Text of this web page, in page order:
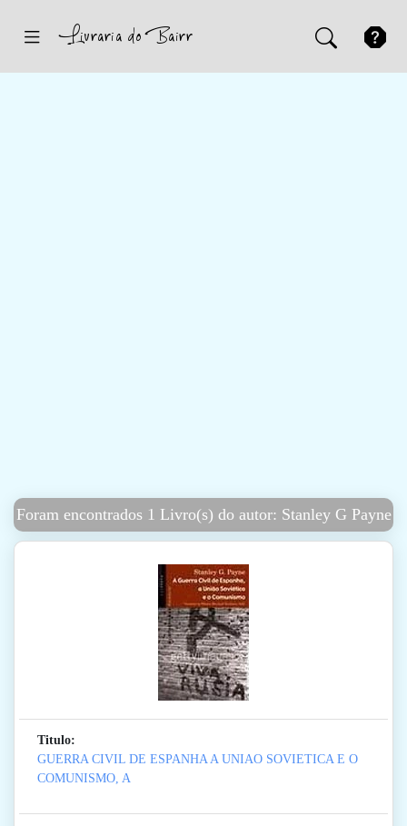
Foram encontrados 1 Livro(s) do autor: Stanley G Payne
Titulo:
GUERRA CIVIL DE ESPANHA A UNIAO SOVIETICA E O
COMUNISMO, A